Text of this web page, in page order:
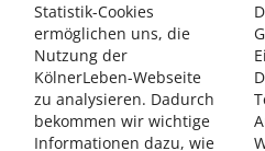
Statistik-Cookies
ermöglichen uns, die
Nutzung der
KölnerLeben-Webseite
zu analysieren. Dadurch
bekommen wir wichtige
Informationen dazu, wie
nutzen.